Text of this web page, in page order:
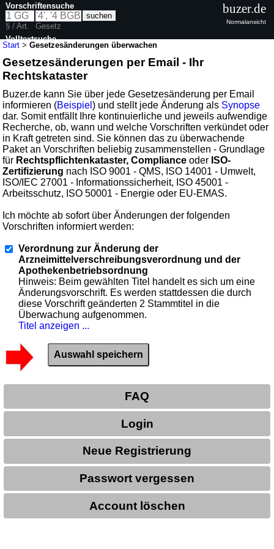
Start >Gesetzesänderungen überwachen
Gesetzesänderungen per Email - Ihr
Rechtskataster
Buzer.de kann Sie über jede Gesetzesänderung per Email
informieren (Beispiel) und stellt jede Änderung als Synopse
dar. Somit entfällt Ihre kontinuierliche und jeweils aufwendige
Recherche, ob, wann und welche Vorschriften verkündet oder
in Kraft getreten sind. Sie können das zu überwachende
Paket an Vorschriften beliebig zusammenstellen - Grundlage
für Rechtspflichtenkataster, Compliance oder ISO-
Zertifizierung nach ISO 9001 - QMS, ISO 14001 - Umwelt,
ISO/IEC 27001 - Informationssicherheit, ISO 45001 -
Arbeitsschutz, ISO 50001 - Energie oder EU-EMAS.
Ich möchte ab sofort über Änderungen der folgenden
Vorschriften informiert werden:
Verordnung zur Änderung der
Arzneimittelverschreibungsverordnung und der
Apothekenbetriebsordnung
Hinweis: Beim gewählten Titel handelt es sich um eine
Änderungsvorschrift. Es werden stattdessen die durch
diese Vorschrift geänderten 2 Stammtitel in die
Überwachung aufgenommen.
Titel anzeigen ...
FAQ
Login
Neue Registrierung
Passwort vergessen
Account löschen
Vorschriftensuche
§ / Art.
Gesetz
Volltextsuche
buzer.de
Normalansicht